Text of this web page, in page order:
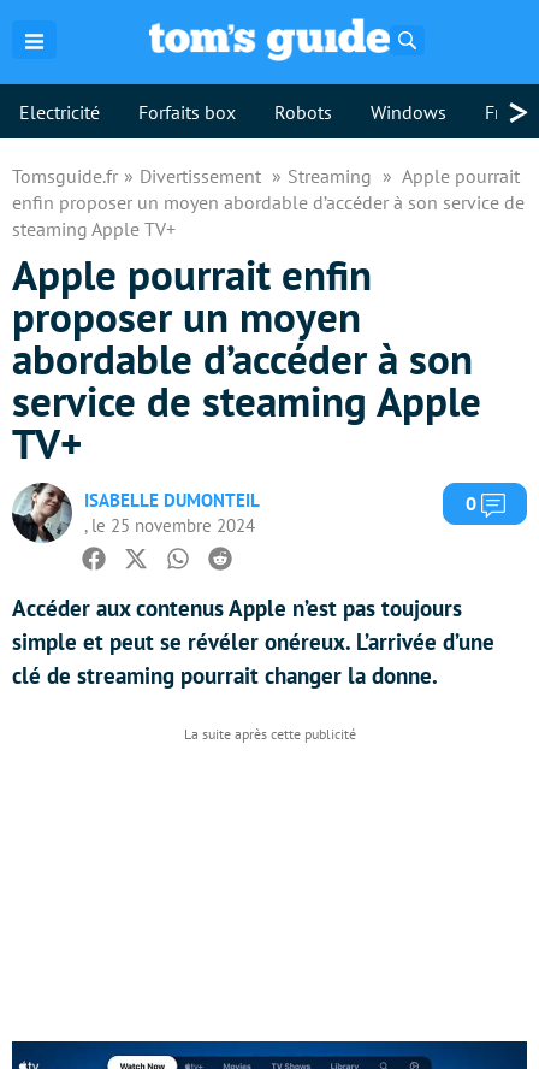
Electricité Forfaits box Robots Windows >
Tomsguide.fr Divertissement Streaming
Apple pourrait
enfin proposer un moyen abordable d’accéder à son service de
steaming Apple TV+
Apple pourrait enfin
proposer un moyen
abordable d’accéder à son
service de steaming Apple
TV+
ISABELLE DUMONTEIL
, le 25 novembre 2024
0
Facebook
TwitterWhatsapp
Reddit
Accéder aux contenus Apple n’est pas toujours
simple et peut se révéler onéreux. L’arrivée d’une
clé de streaming pourrait changer la donne.